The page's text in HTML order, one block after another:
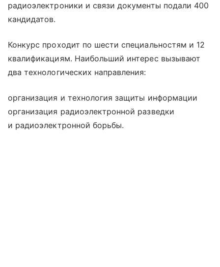
радиоэлектроники и связи документы подали 400
кандидатов.
Конкурс проходит по шести специальностям и 12
квалификациям. Наибольший интерес вызывают
два технологических направления:
организация и технология защиты информации
организация радиоэлектронной разведки
и радиоэлектронной борьбы.